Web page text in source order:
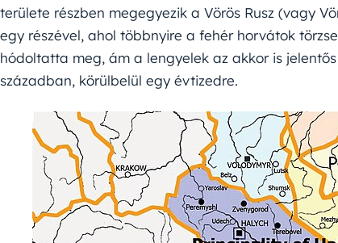
területe részben megegyezik a Vörös Rusz (vagy
egy részével, ahol többnyire a fehér horvátok
hódoltatta meg, ám a lengyelek az akkor is
században, körülbelül egy évtizedre.